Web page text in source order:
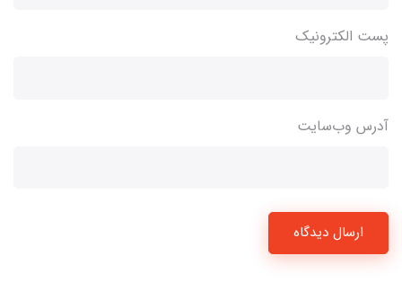
پست الکترونیک
آدرس وب‌سایت
ارسال دیدگاه